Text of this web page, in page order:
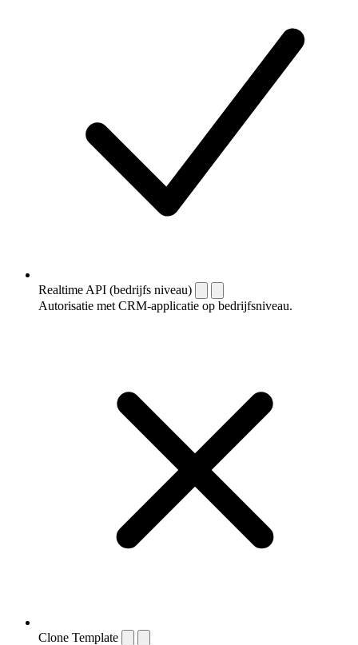
Realtime API (bedrijfs niveau)
Autorisatie met CRM-applicatie op bedrijfsniveau.
Clone Template